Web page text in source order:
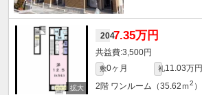
2047.35万円
3,500円
敷0ヶ月 礼11.03万円
2階 ワンルーム（35.62ｍ2 ）